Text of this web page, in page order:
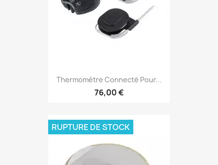
Thermomètre Connecté Pour...
76,00 €
RUPTURE DE STOCK